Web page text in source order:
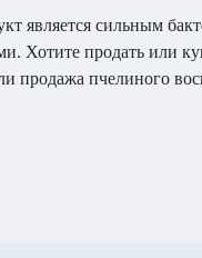
является сильным
Хотите продать или
пчелиного